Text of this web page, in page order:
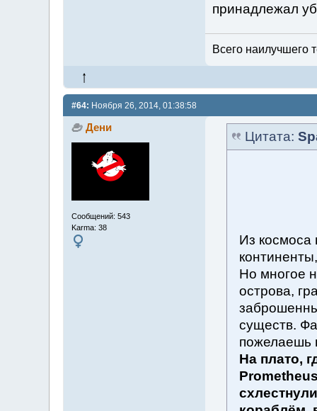
принадлежал
Всего наилучшего
#64: Ноября 26, 2014, 01:38:58
Дени
Сообщений: 543
Karma: 38
Цитата:
Из космоса
Но многое
острова,
существ.
пожелаешь
На плато,